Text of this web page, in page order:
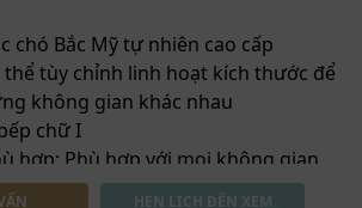
chó Bắc Mỹ tự nhiên cao cấp
thể tùy chỉnh linh hoạt kích thước để
không gian khác nhau
chữ I
hợp: Phù hợp với mọi không gian
nhà phố
HẸN LỊCH ĐẾN XEM